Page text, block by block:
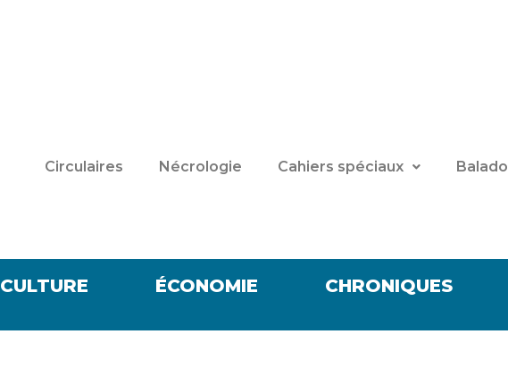
Circulaires Nécrologie Cahiers spéciaux Balado
CULTURE ÉCONOMIE
CHRONIQUES